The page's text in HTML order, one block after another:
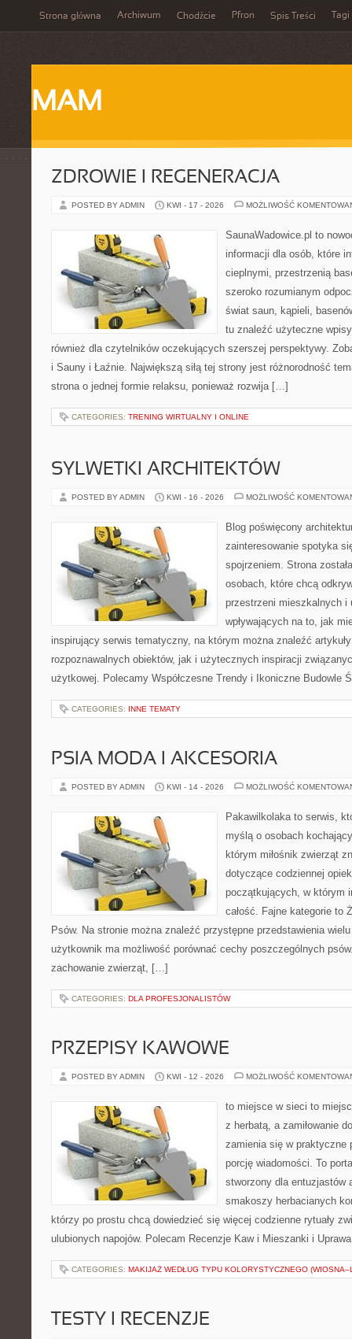
Strona główna Archiwum Chodźcie Pfron Spis Treści Tagi
MAM
ZDROWIE I REGENERACJA
POSTED BY ADMIN KWI - 17 - 2026 MOŻLIWOŚĆ
SaunaWadowice.pl to
informacji dla osób, które
cieplnymi, przestrzenią
szeroko rozumianym
świat saun, kąpieli,
tu znaleźć użyteczne
również dla czytelników oczekujących szerszej perspektywy.
i Sauny i Łaźnie. Największą siłą tej strony jest różnorodność
strona o jednej formie relaksu, ponieważ rozwija […]
CATEGORIES: TRENING WIRTUALNY I ONLINE
SYLWETKI ARCHITEKTÓW
POSTED BY ADMIN KWI - 16 - 2026 MOŻLIWOŚĆ
Blog poświęcony
zainteresowanie spotyka
spojrzeniem. Strona
osobach, które chcą
przestrzeni mieszkalnych i
wpływających na to, jak
inspirujący serwis tematyczny, na którym można znaleźć
rozpoznawalnych obiektów, jak i użytecznych inspiracji
użytkowej. Polecamy Współczesne Trendy i Ikoniczne Budowle
CATEGORIES: INNE TEMATY
PSIA MODA I AKCESORIA
POSTED BY ADMIN KWI - 14 - 2026 MOŻLIWOŚĆ
Pakawilkolaka to serwis,
myślą o osobach
którym miłośnik zwierząt
dotyczące codziennej
początkujących, w którym
całość. Fajne kategorie to
Psów. Na stronie można znaleźć przystępne przedstawienia
użytkownik ma możliwość porównać cechy poszczególnych
zachowanie zwierząt, […]
CATEGORIES: DLA PROFESJONALISTÓW
PRZEPISY KAWOWE
POSTED BY ADMIN KWI - 12 - 2026 MOŻLIWOŚĆ
to miejsce w sieci to
z herbatą, a zamiłowanie
zamienia się w praktyczne
porcję wiadomości. To
stworzony dla entuzjastów
smakoszy herbacianych
którzy po prostu chcą dowiedzieć się więcej codzienne rytuały
ulubionych napojów. Polecam Recenzje Kaw i Mieszanki i
CATEGORIES: MAKIJAŻ WEDŁUG TYPU KOLORYSTYCZNEGO
TESTY I RECENZJE